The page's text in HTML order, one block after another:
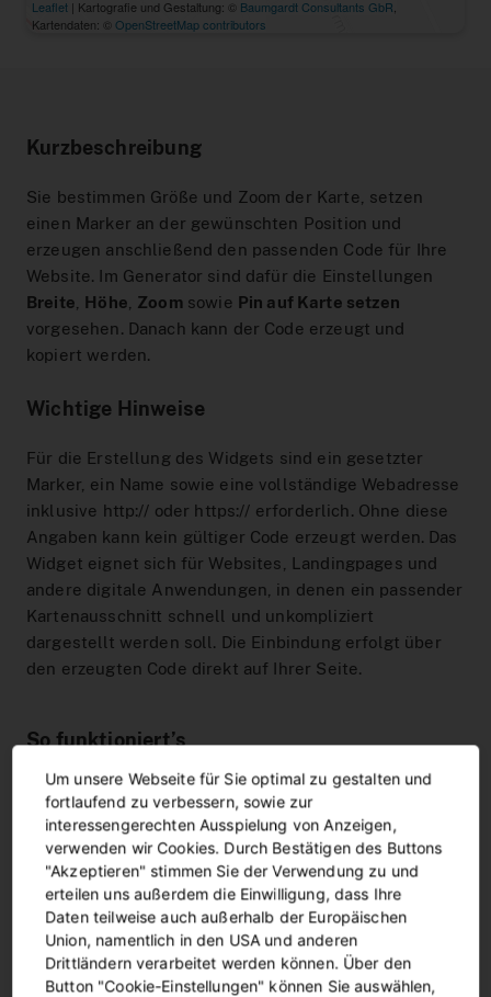
Interaktiver Liniennetzplan
Kurzbeschreibung
Sie bestimmen Größe und Zoom der Karte, setzen
einen Marker an der gewünschten Position und
erzeugen anschließend den passenden Code für Ihre
Website. Im Generator sind dafür die Einstellungen
Breite Höhe Zoomsowie Pin auf Karte setzen
vorgesehen. Danach kann der Code erzeugt und
kopiert werden.
Wichtige Hinweise
Für die Erstellung des Widgets sind ein gesetzter
Marker, ein Name sowie eine vollständige Webadresse
inklusive http:// oder https:// erforderlich. Ohne diese
Angaben kann kein gültiger Code erzeugt werden. Das
Widget eignet sich für Websites, Landingpages und
andere digitale Anwendungen, in denen ein passender
Kartenausschnitt schnell und unkompliziert
dargestellt werden soll. Die Einbindung erfolgt über
den erzeugten Code direkt auf Ihrer Seite.
So funktioniert’s
Öffnen Sie den Widget-Generator.
Legen Sie Breite, Höhe und Zoom Ihres
Kartenausschnitts fest.
Setzen Sie einen Pin an die gewünschte Position
auf der Karte.
Tragen Sie Ihren Namen oder den Namen Ihrer
Um unsere Webseite für Sie optimal zu gestalten und
fortlaufend zu verbessern, sowie zur
interessengerechten Ausspielung von Anzeigen,
verwenden wir Cookies. Durch Bestätigen des Buttons
"Akzeptieren" stimmen Sie der Verwendung zu und
erteilen uns außerdem die Einwilligung, dass Ihre
Daten teilweise auch außerhalb der Europäischen
Union, namentlich in den USA und anderen
Drittländern verarbeitet werden können. Über den
Button "Cookie-Einstellungen" können Sie auswählen,